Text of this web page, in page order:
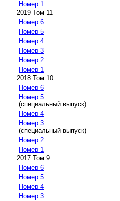
Номер 1
2019 Том 11
Номер 6
Номер 5
Номер 4
Номер 3
Номер 2
Номер 1
2018 Том 10
Номер 6
Номер 5
(специальный выпуск)
Номер 4
Номер 3
(специальный выпуск)
Номер 2
Номер 1
2017 Том 9
Номер 6
Номер 5
Номер 4
Номер 3